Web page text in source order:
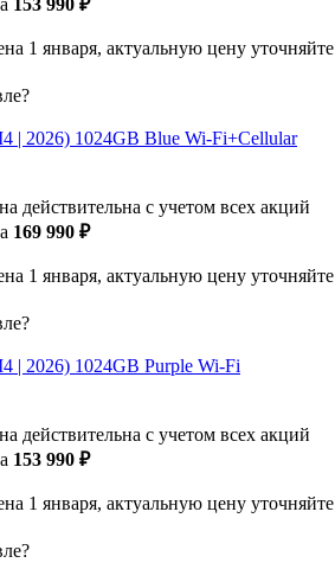
153 990 ₽
1 января, актуальную цену уточняйте
| 2026) 1024GB Blue Wi-Fi+Cellular
действительна с учетом всех акций
169 990 ₽
1 января, актуальную цену уточняйте
| 2026) 1024GB Purple Wi-Fi
действительна с учетом всех акций
153 990 ₽
1 января, актуальную цену уточняйте